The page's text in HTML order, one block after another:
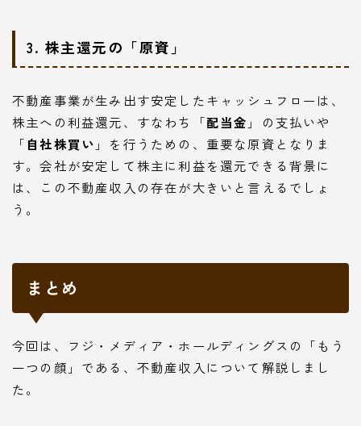
3. 株主還元の「原資」
不動産事業が生み出す安定したキャッシュフローは、
株主への利益還元、すなわち「配当金 」の支払いや
「 自社株買い 」を行うための、重要な原資となりま
す。会社が安定して株主に利益を還元できる背景に
は、この不動産収入の存在が大きいと言えるでしょ
う。
まとめ
今回は、フジ・メディア・ホールディングスの「もう
一つの顔」である、不動産収入について解説しまし
た。